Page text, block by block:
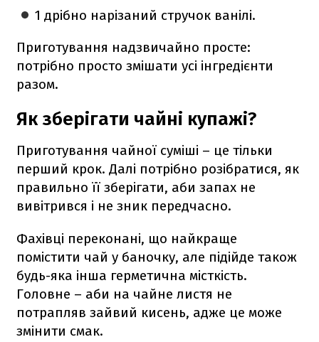
1 дрібно нарізаний стручок ванілі.
Приготування надзвичайно просте:
потрібно просто змішати усі інгредієнти
разом.
Як зберігати чайні купажі?
Приготування чайної суміші – це тільки
перший крок. Далі потрібно розібратися, як
правильно її зберігати, аби запах не
вивітрився і не зник передчасно.
Фахівці переконані, що найкраще
помістити чай у баночку, але підійде також
будь-яка інша герметична місткість.
Головне – аби на чайне листя не
потрапляв зайвий кисень, адже це може
змінити смак.